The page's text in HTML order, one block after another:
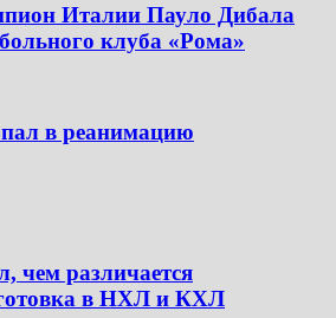
Италии Пауло Дибала
клуба «Рома»
в реанимацию
чем различается
в НХЛ и КХЛ